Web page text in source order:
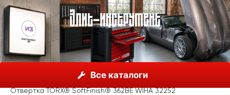
Все каталоги
Инструмент Wiha, Германия
Wiha SoftFinish®
Отвертка TORX® SoftFinish® 362BE WIHA 32252